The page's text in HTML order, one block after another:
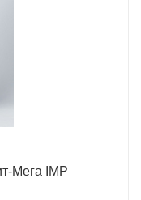
Мега IMP